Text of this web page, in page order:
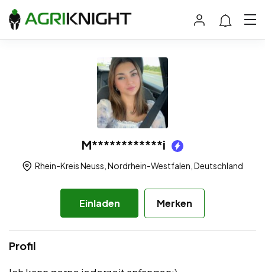
M************i
Rhein-Kreis Neuss, Nordrhein-Westfalen, Deutschland
Einladen Merken
Profil